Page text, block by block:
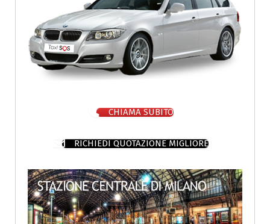
CHIAMA SUBITO
RICHIEDI QUOTAZIONE MIGLIORE